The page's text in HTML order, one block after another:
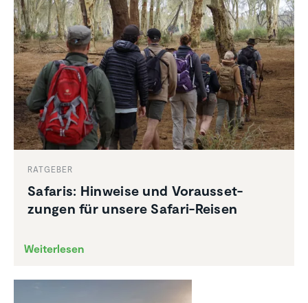
RATGEBER
Safaris: Hinweise und Voraus­set­
zungen für unsere Safari-Reisen
Weiterlesen